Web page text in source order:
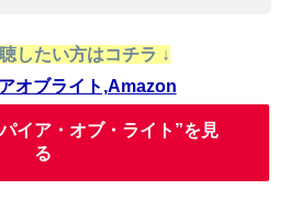
したい方はコチラ ↓
イア・オブ・ライト”を見
る